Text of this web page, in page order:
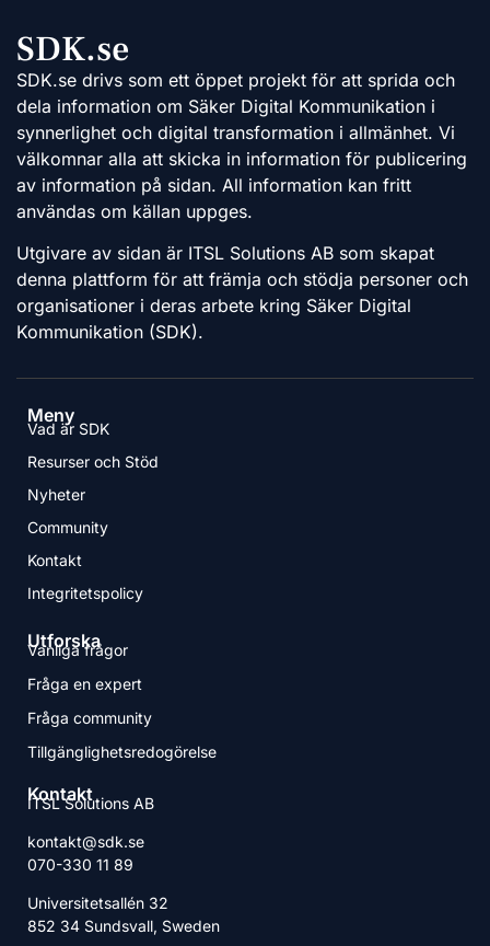
SDK.se
SDK.se drivs som ett öppet projekt för att sprida och
dela information om Säker Digital Kommunikation i
synnerlighet och digital transformation i allmänhet. Vi
välkomnar alla att skicka in information för publicering
av information på sidan. All information kan fritt
användas om källan uppges.
Utgivare av sidan är ITSL Solutions AB som skapat
denna plattform för att främja och stödja personer och
organisationer i deras arbete kring Säker Digital
Kommunikation (SDK).
Meny
Vad är SDK
Resurser och Stöd
Nyheter
Community
Kontakt
Integritetspolicy
Utforska
Vanliga frågor
Fråga en expert
Fråga community
Tillgänglighetsredogörelse
Kontakt
ITSL Solutions AB
kontakt@sdk.se
070-330 11 89
Universitetsallén 32
852 34 Sundsvall, Sweden